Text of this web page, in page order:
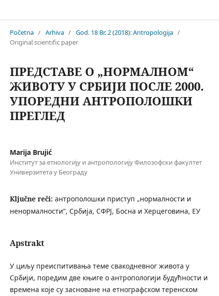
Početna / Arhiva / God. 18 Br. 2 (2018): Antropologija /
Original scientific paper
ПРЕДСТАВЕ О „НОРМАЛНОМ“
ЖИВОТУ У СРБИЈИ ПОСЛЕ 2000.
УПОРЕДНИ АНТРОПОЛОШКИ
ПРЕГЛЕД
Marija Brujić
Институт за етнологију и антропологију Филозофски факултет
Универзитета у Београду
Ključne reči: антрополошки приступ „нормалности и
ненормалности“, Србија, СФРЈ, Босна и Херцеговина, ЕУ
Apstrakt
У циљу преиспитивања теме свакодневног живота у
Србији, поредим две књиге о антропологији будућности и
времена које су засноване на етнографском теренском